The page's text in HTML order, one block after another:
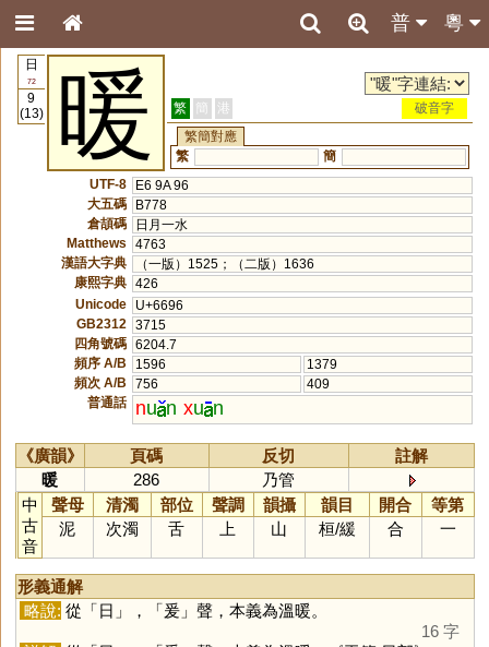
粵
普
日
72
9
(13)
暖 繁 簡 港
破音字
繁簡對應
繁
簡
UTF-8
E6 9A 96
大五碼
B778
倉頡碼
日月一水
Matthews
4763
漢語大字典
（一版）1525；（二版）1636
康熙字典 426
Unicode
U+6696
GB2312
3715
四角號碼 6204.7
頻序 A/B
1596
1379
頻次 A/B
756
409
普通話
nu n xu n
《廣韻》 頁碼 反切
註解
暖
286
乃管
中
古
音
聲母 清濁 部位 聲調 韻攝 韻目 開合
等第
泥
次濁 舌 上 山 桓/緩 合 一
形義通解
略說: 從「 日 」，「 爰」聲，本義為溫暖。
16 字